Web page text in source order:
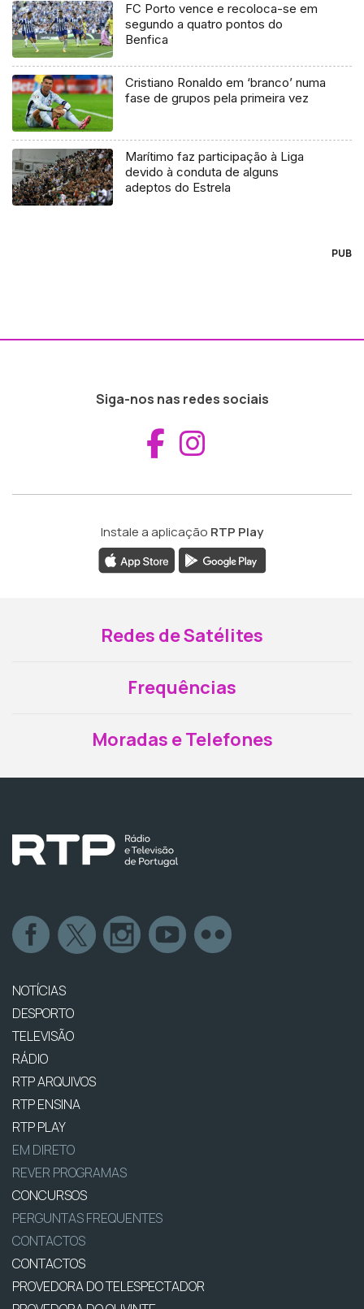
FC Porto vence e recoloca-se em
segundo a quatro pontos do
Benfica
Cristiano Ronaldo em ‘branco’ numa
fase de grupos pela primeira vez
Marítimo faz participação à Liga
devido à conduta de alguns
adeptos do Estrela
PUB
Siga-nos nas redes sociais
Aceder ao
Instale a aplicação RTP Play
Redes de Satélites
Frequências
Moradas e Telefones
NOTÍCIAS
DESPORTO
TELEVISÃO
RÁDIO
RTP ARQUIVOS
RTP ENSINA
RTP PLAY
EM DIRETO
REVER PROGRAMAS
CONCURSOS
PERGUNTAS FREQUENTES
CONTACTOS
CONTACTOS
PROVEDORA DO TELESPECTADOR